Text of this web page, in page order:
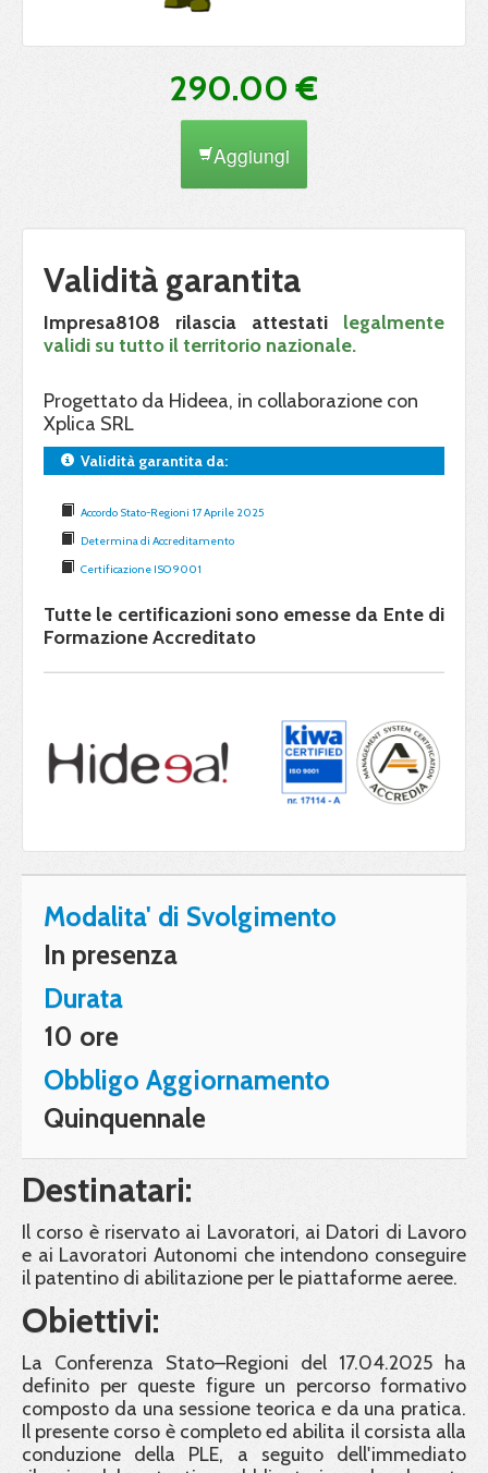
290.00 €
Aggiungi
Validità garantita
Impresa8108 rilascia attestati legalmente
validi su tutto il territorio nazionale.
Progettato da Hideea, in collaborazione con
Xplica SRL
Validità garantita da:
Accordo Stato-Regioni 17 Aprile 2025
Determina di Accreditamento
Certificazione ISO 9001
Tutte le certificazioni sono emesse da Ente di
Formazione Accreditato
Modalita' di Svolgimento
In presenza
Durata
10 ore
Obbligo Aggiornamento
Quinquennale
Destinatari:
Il corso è riservato ai Lavoratori, ai Datori di Lavoro
e ai Lavoratori Autonomi che intendono conseguire
il patentino di abilitazione per le piattaforme aeree.
Obiettivi:
La Conferenza Stato–Regioni del 17.04.2025 ha
definito per queste figure un percorso formativo
composto da una sessione teorica e da una pratica.
Il presente corso è completo ed abilita il corsista alla
conduzione della PLE, a seguito dell'immediato